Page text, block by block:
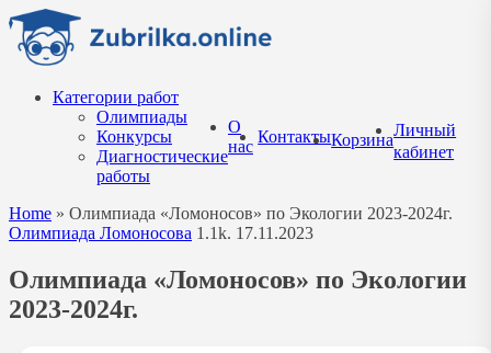
Перейти
содержанию
Категории работ
Олимпиады
Конкурсы
Диагностические
работы
О
нас
КонтактыКорзина
Личный
кабинет
Home » Олимпиада «Ломоносов» по Экологии 2023-2024г.
Олимпиада Ломоносова 1.1k. 17.11.2023
Олимпиада «Ломоносов» по Экологии
2023-2024г.